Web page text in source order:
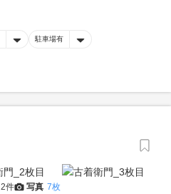
駐車場有
2件 写真 7枚